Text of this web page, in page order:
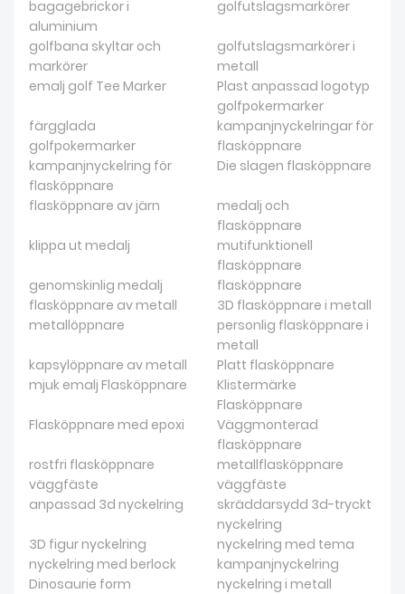
bagagebrickor i
aluminium
golfutslagsmarkörer
golfbana skyltar och
markörer
golfutslagsmarkörer i
metall
emalj golf Tee Marker
Plast anpassad logotyp
golfpokermarker
färgglada
golfpokermarker
kampanjnyckelringar för
flasköppnare
kampanjnyckelring för
flasköppnare
Die slagen flasköppnare
flasköppnare av järn
medalj och
flasköppnare
klippa ut medalj
mutifunktionell
flasköppnare
genomskinlig medalj
flasköppnare
flasköppnare av metall
3D flasköppnare i metall
metallöppnare
personlig flasköppnare i
metall
kapsylöppnare av metall
Platt flasköppnare
mjuk emalj Flasköppnare
Klistermärke
Flasköppnare
Flasköppnare med epoxi
Väggmonterad
flasköppnare
rostfri flasköppnare
väggfäste
metallflasköppnare
väggfäste
anpassad 3d nyckelring
skräddarsydd 3d-tryckt
nyckelring
3D figur nyckelring
nyckelring med tema
nyckelring med berlock
kampanjnyckelring
Dinosaurie form
nyckelring i metall